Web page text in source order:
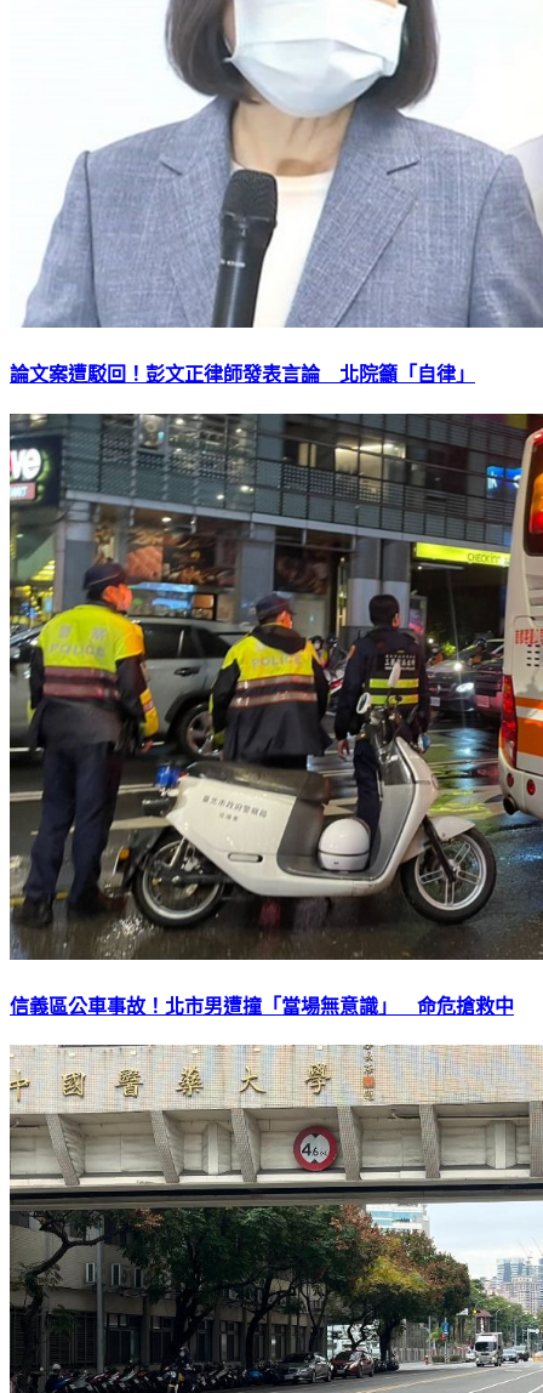
論文案遭駁回！彭文正律師發表言論 北院籲「自律」
信義區公車事故！北市男遭撞「當場無意識」 命危搶救中